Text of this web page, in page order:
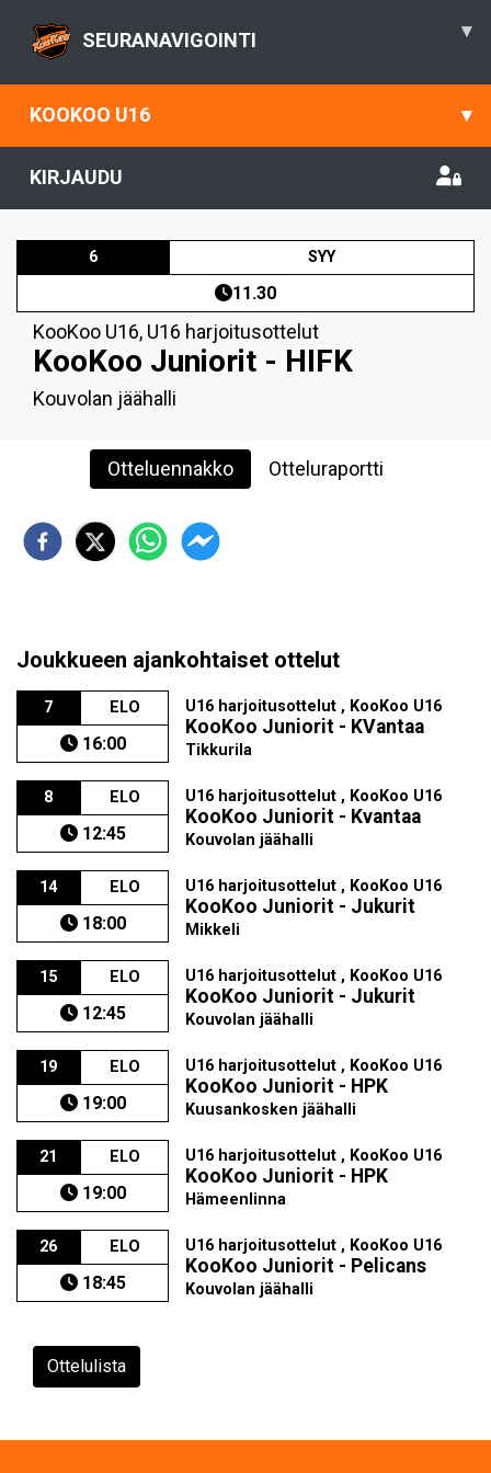
SEURANAVIGOINTI ▾
KOOKOO U16 ▾
KIRJAUDU
6 SYY
11.30
KooKoo U16, U16 harjoitusottelut
KooKoo Juniorit - HIFK
Kouvolan jäähalli
Otteluennakko Otteluraportti
Joukkueen ajankohtaiset ottelut
7 ELO
16:00
U16 harjoitusottelut , KooKoo U16
KooKoo Juniorit - KVantaa
Tikkurila
8 ELO
12:45
U16 harjoitusottelut , KooKoo U16
KooKoo Juniorit - Kvantaa
Kouvolan jäähalli
14 ELO
18:00
U16 harjoitusottelut , KooKoo U16
KooKoo Juniorit - Jukurit
Mikkeli
15 ELO
12:45
U16 harjoitusottelut , KooKoo U16
KooKoo Juniorit - Jukurit
Kouvolan jäähalli
19 ELO
19:00
U16 harjoitusottelut , KooKoo U16
KooKoo Juniorit - HPK
Kuusankosken jäähalli
21 ELO
19:00
U16 harjoitusottelut , KooKoo U16
KooKoo Juniorit - HPK
Hämeenlinna
26 ELO
18:45
U16 harjoitusottelut , KooKoo U16
KooKoo Juniorit - Pelicans
Kouvolan jäähalli
Ottelulista